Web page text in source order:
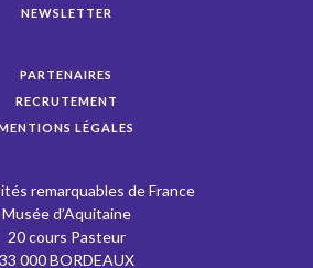
NEWSLETTER
PARTENAIRES
RECRUTEMENT
LÉGALES
remarquables de France
Musée d’Aquitaine
20 cours Pasteur
33 000 BORDEAUX